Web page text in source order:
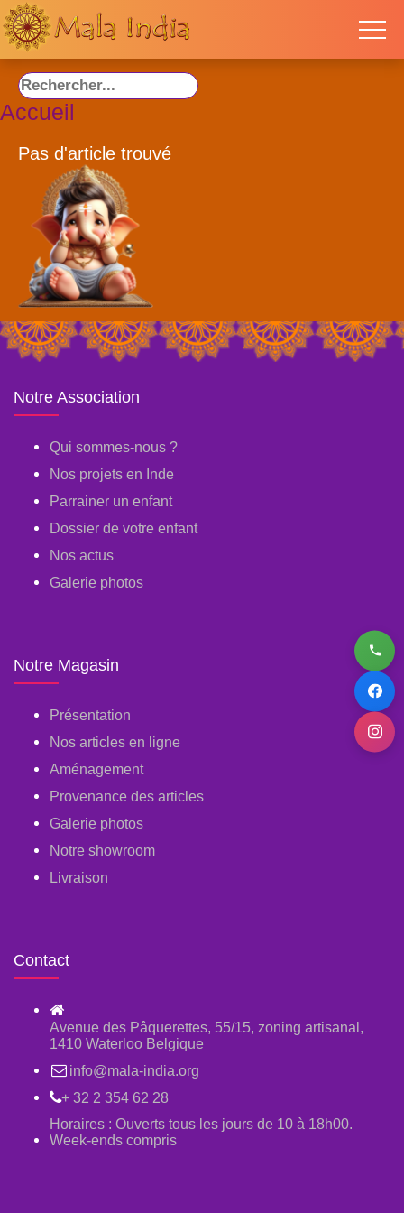
Accueil
Pas d'article trouvé
Notre Association
Qui sommes-nous ?
Nos projets en Inde
Parrainer un enfant
Dossier de votre enfant
Nos actus
Galerie photos
Notre Magasin
Présentation
Nos articles en ligne
Aménagement
Provenance des articles
Galerie photos
Notre showroom
Livraison
Contact
Avenue des Pâquerettes, 55/15, zoning artisanal,
1410 Waterloo Belgique
info@mala-india.org
+ 32 2 354 62 28
Horaires : Ouverts tous les jours de 10 à 18h00.
Week-ends compris